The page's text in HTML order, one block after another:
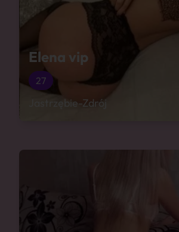
Elena vip
27
Jastrzębie-Zdrój